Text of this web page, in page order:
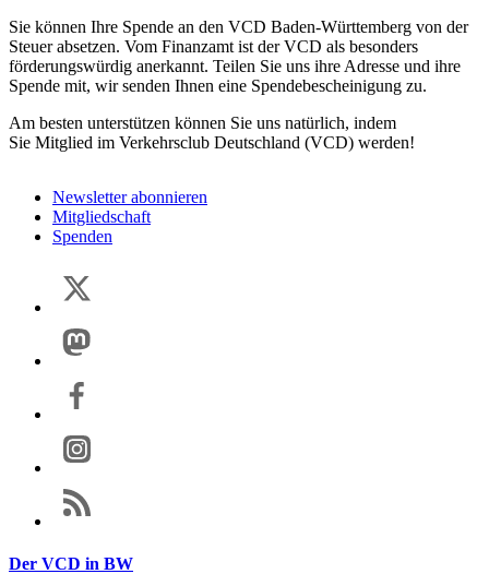
Sie können Ihre Spende an den VCD Baden-Württemberg von der
Steuer absetzen. Vom Finanzamt ist der VCD als besonders
förderungswürdig anerkannt. Teilen Sie uns ihre Adresse und ihre
Spende mit, wir senden Ihnen eine Spendebescheinigung zu.
Am besten unterstützen können Sie uns natürlich, indem
Sie Mitglied im Verkehrsclub Deutschland (VCD) werden!
Newsletter abonnieren
Mitgliedschaft
Spenden
Der VCD in BW